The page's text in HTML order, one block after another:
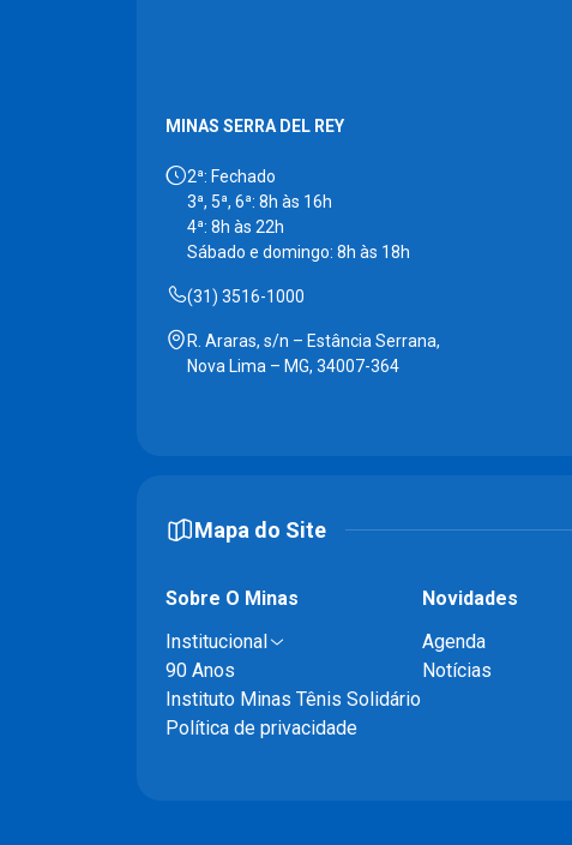
MINAS SERRA DEL REY
2ª: Fechado
3ª, 5ª, 6ª: 8h às 16h
4ª: 8h às 22h
Sábado e domingo: 8h às 18h
(31) 3516-1000
R. Araras, s/n – Estância Serrana,
Nova Lima – MG, 34007-364
Mapa do Site
Sobre O Minas
Institucional
90 Anos
Instituto Minas Tênis Solidário
Política de privacidade
Novidades
Agenda
Notícias